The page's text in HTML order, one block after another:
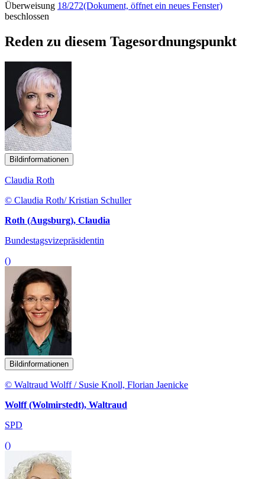
Überweisung 18/272(Dokument, öffnet ein neues Fenster)
beschlossen
Reden zu diesem Tagesordnungspunkt
Bildinformationen
Claudia Roth
© Claudia Roth/ Kristian Schuller
Roth (Augsburg), Claudia
Bundestagsvizepräsidentin
()
Bildinformationen
© Waltraud Wolff / Susie Knoll, Florian Jaenicke
Wolff (Wolmirstedt), Waltraud
SPD
()